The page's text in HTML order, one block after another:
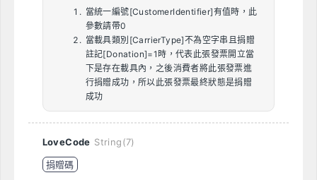
當統一編號[CustomerIdentifier]有值時，此
參數請帶0
當載具類別[CarrierType]不為空字串且捐贈
註記[Donation]=1時，代表此張發票開立當
下是存在載具內，之後消費者將此張發票進
行捐贈成功，所以此張發票最終狀態是捐贈
成功
LoveCode String(7)
捐贈碼